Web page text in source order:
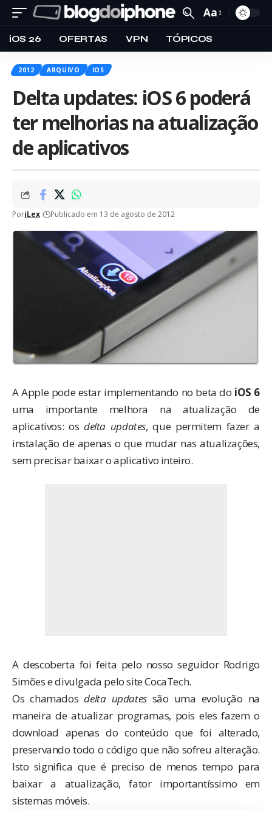
Aa
iOS 26 OFERTAS VPN TÓPICOS
2012 ARQUIVO IOS
Delta updates: iOS 6 poderá
ter melhorias na atualização
de aplicativos
PoriLex Publicado em 13 de agosto de 2012
A Apple pode estar implementando no beta do iOS 6
uma importante melhora na atualização de
aplicativos: os delta updates, que permitem fazer a
instalação de apenas o que mudar nas atualizações,
sem precisar baixar o aplicativo inteiro.
A descoberta foi feita pelo nosso seguidor Rodrigo
Simões e divulgada pelo siteCocaTech.
Os chamadosdelta updatessão uma evolução na
maneira de atualizar programas, pois eles fazem o
download apenas do conteúdo que foi alterado,
preservando todo o código que não sofreu alteração.
Isto significa que é preciso de menos tempo para
baixar a atualização, fator importantíssimo em
sistemas móveis.